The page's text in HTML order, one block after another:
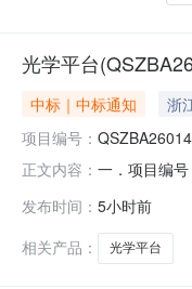
光学平台
中标｜中标通知 浙
项目编号：
正文内容： 一．项目编
中标金
发布时间： 5小时前
相关产品：
光学平台